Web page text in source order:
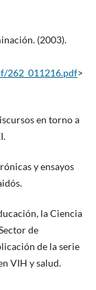
(2003).
262_011216.pdf>
en torno a
y ensayos
la Ciencia
de
de la serie
VIH y salud.